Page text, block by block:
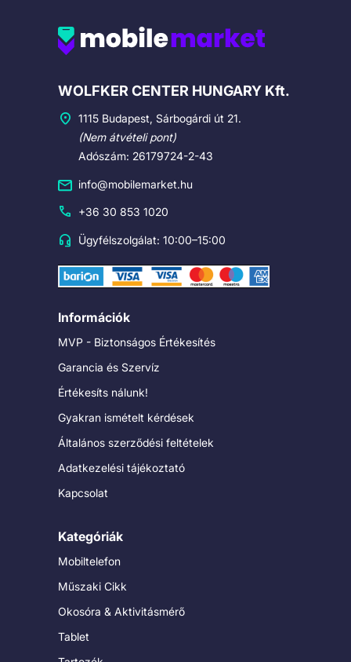
Cégadatok
WOLFKER CENTER HUNGARY Kft.
1115 Budapest, Sárbogárdi út 21.
(Nem átvételi pont)
Adószám: 26179724-2-43
info@mobilemarket.hu
+36 30 853 1020
Ügyfélszolgálat: 10:00–15:00
Információk
MVP - Biztonságos Értékesítés
Garancia és Szervíz
Értékesíts nálunk!
Gyakran ismételt kérdések
Általános szerződési feltételek
Adatkezelési tájékoztató
Kapcsolat
Kategóriák
Mobiltelefon
Műszaki Cikk
Okosóra & Aktivitásmérő
Tablet